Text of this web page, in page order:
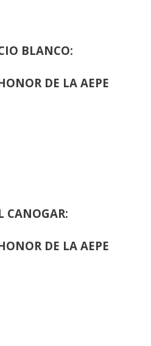
BLANCO:
DE LA AEPE
CANOGAR:
DE LA AEPE